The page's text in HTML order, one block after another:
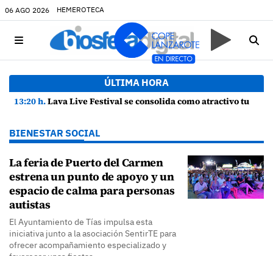
06 AGO 2026 HEMEROTECA
ÚLTIMA HORA
13:20 h.Lava Live Festival se consolida como atractivo turístico y agente dinamizador de la economía de Lanzarote
BIENESTAR SOCIAL
La feria de Puerto del Carmen
estrena un punto de apoyo y un
espacio de calma para personas
autistas
El Ayuntamiento de Tías impulsa esta
iniciativa junto a la asociación SentirTE para
ofrecer acompañamiento especializado y